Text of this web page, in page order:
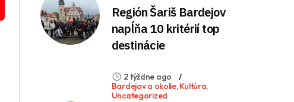
Región Šariš Bardejov
napĺňa 10 kritérií top
destinácie
2 týždne ago
Bardejov a okolie,Kultúra,
Uncategorized